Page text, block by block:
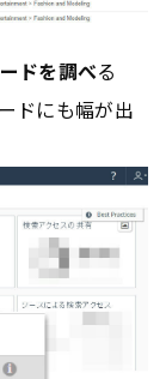
ドを調べる
ドにも幅が出